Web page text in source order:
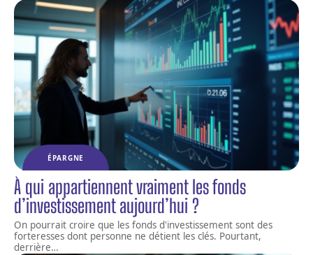
ÉPARGNE
À qui appartiennent vraiment les fonds
d’investissement aujourd’hui ?
On pourrait croire que les fonds d'investissement sont des
forteresses dont personne ne détient les clés. Pourtant,
derrière…